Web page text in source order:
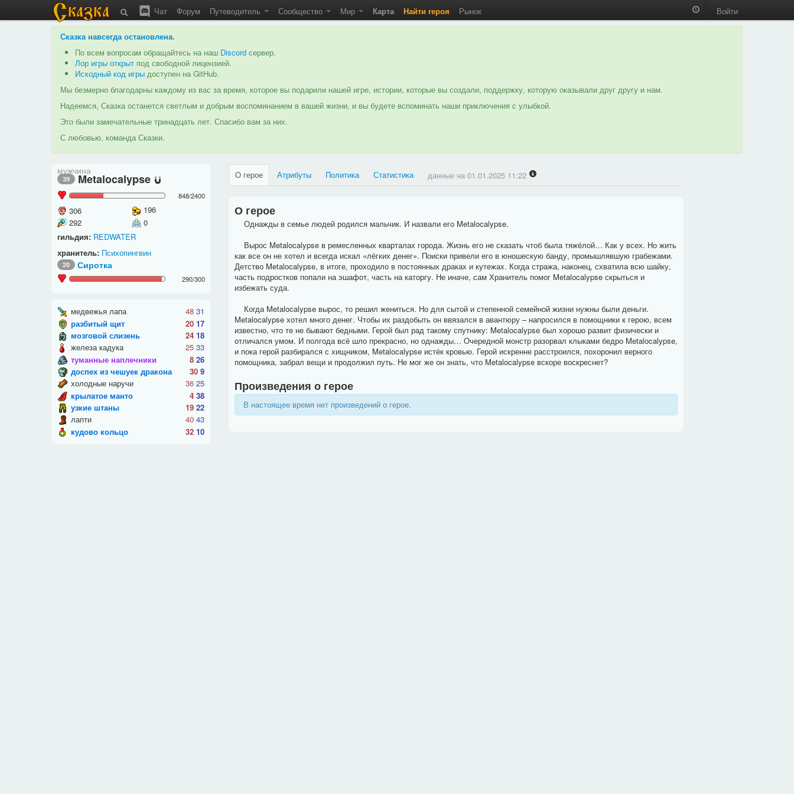
Чат Форум Путеводитель Сообщество Мир Карта Найти героя Рынок Войти
Сказка навсегда остановлена.
По всем вопросам обращайтесь на наш Discord сервер.
Лор игры открыт под свободной лицензией.
Исходный код игры доступен на GitHub.
Мы безмерно благодарны каждому из вас за время, которое вы подарили нашей игре, истории, которые вы создали, поддержку, которую оказывали друг другу и нам.
Надеемся, Сказка останется светлым и добрым воспоминанием в вашей жизни, и вы будете вспоминать наши приключения с улыбкой.
Это были замечательные тринадцать лет. Спасибо вам за них.
С любовью, команда Сказки.
мужчина
39 Metalocalypse
848/2400
306
196
292
0
гильдия: REDWATER
хранитель: Психопингвин
20 Сиротка
290/300
медвежья лапа 48 31
разбитый щит
20 17
мозговой слизень
24 18
железа кадука
25 33
туманные наплечники
8 26
доспех из чешуек дракона
30 9
холодные наручи
36 25
крылатое манто
4 38
узкие штаны
19 22
лапти
40 43
кудово кольцо
32 10
О герое Атрибуты Политика Статистика данные на 01.01.2025 11:22
О герое
Однажды в семье людей родился мальчик. И назвали его Metalocalypse.
Вырос Metalocalypse в ремесленных кварталах города. Жизнь его не сказать чтоб была тяжёлой… Как у всех. Но жить
как все он не хотел и всегда искал «лёгких денег». Поиски привели его в юношескую банду, промышлявшую грабежами.
Детство Metalocalypse, в итоге, проходило в постоянных драках и кутежах. Когда стража, наконец, схватила всю шайку,
часть подростков попали на эшафот, часть на каторгу. Не иначе, сам Хранитель помог Metalocalypse скрыться и
избежать суда.
Когда Metalocalypse вырос, то решил жениться. Но для сытой и степенной семейной жизни нужны были деньги.
Metalocalypse хотел много денег. Чтобы их раздобыть он ввязался в авантюру – напросился в помощники к герою, всем
известно, что те не бывают бедными. Герой был рад такому спутнику: Metalocalypse был хорошо развит физически и
отличался умом. И полгода всё шло прекрасно, но однажды… Очередной монстр разорвал клыками бедро Metalocalypse,
и пока герой разбирался с хищником, Metalocalypse истёк кровью. Герой искренне расстроился, похоронил верного
помощника, забрал вещи и продолжил путь. Не мог же он знать, что Metalocalypse вскоре воскреснет?
Произведения о герое
В настоящее время нет произведений о герое.